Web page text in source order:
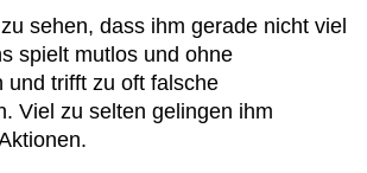
sehen, dass ihm gerade nicht viel
spielt mutlos und ohne
und trifft zu oft falsche
Viel zu selten gelingen ihm